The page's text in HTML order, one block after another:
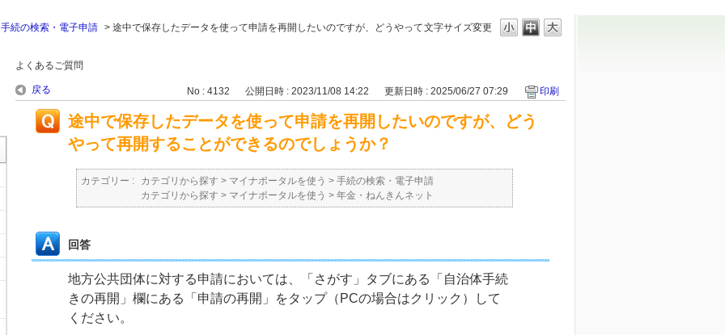
文字サイズ変更
手続の検索・電子申請 > 途中で保存したデータを使って申請を再開したいのですが、どうやって
よくあるご質問
戻る No : 4132 公開日時 : 2023/11/08 14:22 更新日時 : 2025/06/27 07:29 印刷
途中で保存したデータを使って申請を再開したいのですが、どう
やって再開することができるのでしょうか？
カテゴリー : カテゴリから探す > マイナポータルを使う > 手続の検索・電子申請
カテゴリから探す > マイナポータルを使う > 年金・ねんきんネット
回答
地方公共団体に対する申請においては、「さがす」タブにある「自治体手続
きの再開」欄にある「申請の再開」をタップ（PCの場合はクリック）して
ください。